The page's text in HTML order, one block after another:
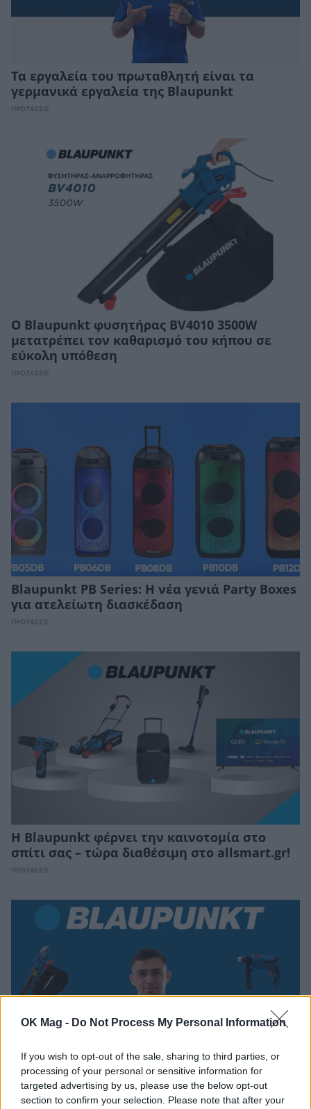
OK Mag - Do Not Process My Personal Information
If you wish to opt-out of the sale, sharing to third parties, or
processing of your personal or sensitive information for
targeted advertising by us, please use the below opt-out
section to confirm your selection. Please note that after your
Τα εργαλεία του πρωταθλητή είναι τα
γερμανικά εργαλεία της Blaupunkt
ΠΡΟΤΑΣΕΙΣ
Ο Blaupunkt φυσητήρας BV4010 3500W
μετατρέπει τον καθαρισμό του κήπου σε
εύκολη υπόθεση
ΠΡΟΤΑΣΕΙΣ
Blaupunkt PB Series: Η νέα γενιά Party Boxes
για ατελείωτη διασκέδαση
ΠΡΟΤΑΣΕΙΣ
Η Blaupunkt φέρνει την καινοτομία στο
σπίτι σας – τώρα διαθέσιμη στο allsmart.gr!
ΠΡΟΤΑΣΕΙΣ
Εργαλεία Blaupunkt: Τα εργαλεία που
συναρπάζουν – Τεχνολογία αιχμής σε